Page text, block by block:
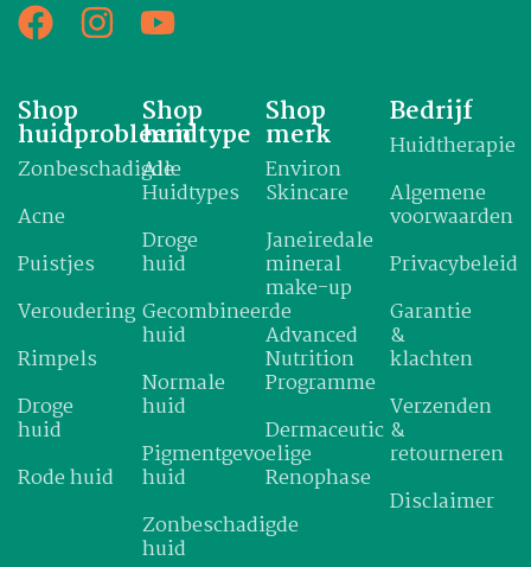
Shop
huidprobleem
Zonbeschadigde
Acne
Puistjes
Veroudering
Rimpels
Droge
huid
Rode huid
Shop
huidtype
Alle
Huidtypes
Droge
huid
Gecombineerde
huid
Normale
huid
Pigmentgevoelige
huid
Zonbeschadigde
huid
Shop
merk
Environ
Skincare
Janeiredale
mineral
make-up
Advanced
Nutrition
Programme
Dermaceutic
Renophase
Bedrijf
Huidtherapie
Algemene
voorwaarden
Privacybeleid
Garantie
&
klachten
Verzenden
&
retourneren
Disclaimer